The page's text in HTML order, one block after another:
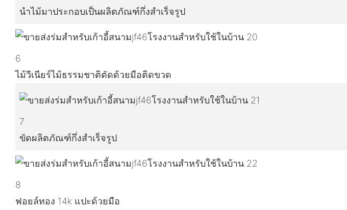
นำไม้มาประกอบเป็นผลิตภัณฑ์กึ่งสำเร็จรูป
6
ไม้วีเนียร์ไม้ธรรมชาติตัดด้วยมือติดขวด
7
ขัดผลิตภัณฑ์กึ่งสำเร็จรูป
8
ฟอยล์ทอง 14k แปะด้วยมือ